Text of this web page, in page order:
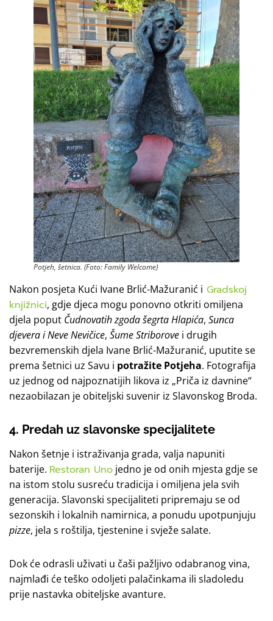
Potjeh, šetnica. (Foto: Family Welcome)
Nakon posjeta Kući Ivane Brlić-Mažuranić i Gradskoj
knjižnici, gdje djeca mogu ponovno otkriti omiljena
djela poput Čudnovatih zgoda šegrta Hlapića, Sunca
djevera i Neve Nevičice, Šume Striborove i drugih
bezvremenskih djela Ivane Brlić-Mažuranić, uputite se
prema šetnici uz Savu i potražite Potjeha. Fotografija
uz jednog od najpoznatijih likova iz „Priča iz davnine“
nezaobilazan je obiteljski suvenir iz Slavonskog Broda.
4. Predah uz slavonske specijalitete
Nakon šetnje i istraživanja grada, valja napuniti
baterije. Restoran Uno jedno je od onih mjesta gdje se
na istom stolu susreću tradicija i omiljena jela svih
generacija. Slavonski specijaliteti pripremaju se od
sezonskih i lokalnih namirnica, a ponudu upotpunjuju
pizze, jela s roštilja, tjestenine i svježe salate.
Dok će odrasli uživati u čaši pažljivo odabranog vina,
najmlađi će teško odoljeti palačinkama ili sladoledu
prije nastavka obiteljske avanture.